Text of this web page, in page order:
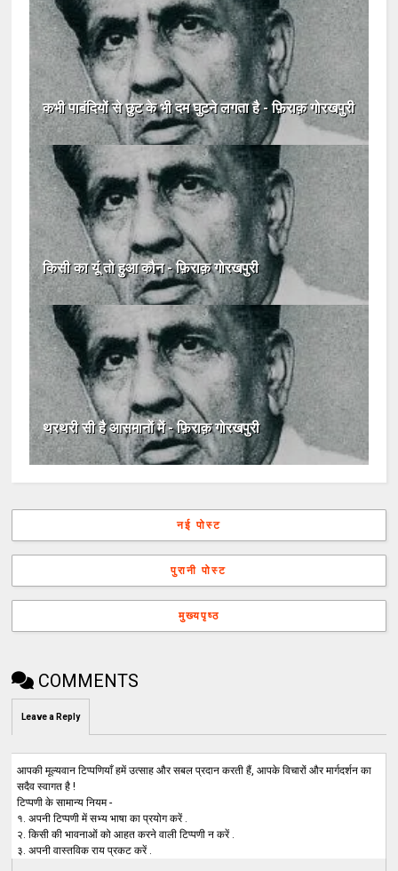
कभी पाबंदियों से छुट के भी दम घुटने लगता है - फ़िराक़ गोरखपुरी
किसी का यूं तो हुआ कौन - फ़िराक़ गोरखपुरी
थरथरी सी है आसमानों में - फ़िराक़ गोरखपुरी
नई पोस्ट
पुरानी पोस्ट
मुख्यपृष्ठ
COMMENTS
Leave a Reply
आपकी मूल्यवान टिप्पणियाँ हमें उत्साह और सबल प्रदान करती हैं, आपके विचारों और मार्गदर्शन का
सदैव स्वागत है !
टिप्पणी के सामान्य नियम -
१. अपनी टिप्पणी में सभ्य भाषा का प्रयोग करें .
२. किसी की भावनाओं को आहत करने वाली टिप्पणी न करें .
३. अपनी वास्तविक राय प्रकट करें .